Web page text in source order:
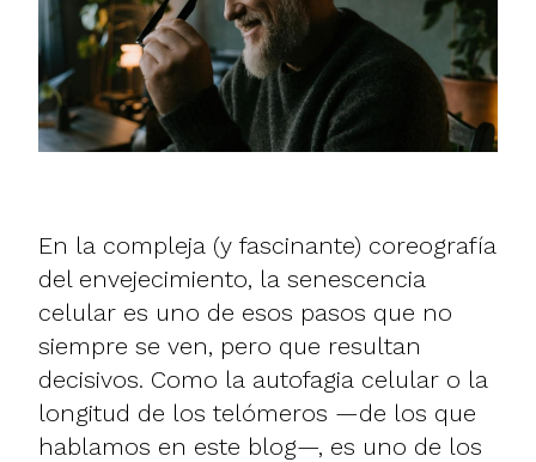
En la compleja (y fascinante) coreografía
del envejecimiento, la senescencia
celular es uno de esos pasos que no
siempre se ven, pero que resultan
decisivos. Como la autofagia celular o la
longitud de los telómeros —de los que
hablamos en este blog—, es uno de los